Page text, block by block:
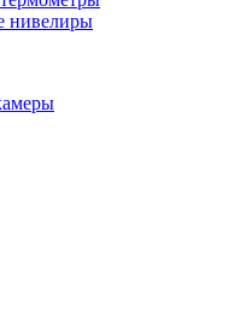
нивелиры